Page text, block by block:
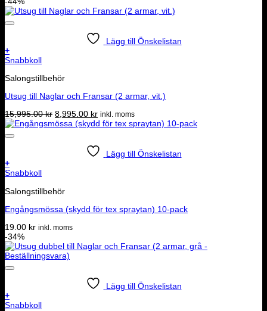
Lägg till Önskelistan
+
Snabbkoll
Salongstillbehör
Utsug till Naglar och Fransar (2 armar, vit.)
15,995.00kr Det
ursprungliga
15,995.00 kr.
8,995.00 krDet
nuvarande
8,995.00 kr.
inkl. moms
Lägg till Önskelistan
+
Snabbkoll
Salongstillbehör
Engångsmössa (skydd för tex spraytan) 10-pack
19.00 kr inkl. moms
-34%
Lägg till Önskelistan
+
Snabbkoll